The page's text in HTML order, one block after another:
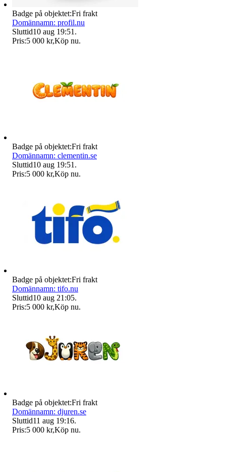
Badge på objektet:Fri frakt
Domännamn: profil.nu
Sluttid10 aug 19:51 .
Pris:5 000 kr,Köp nu.
Badge på objektet:Fri frakt
Domännamn: clementin.se
Sluttid10 aug 19:51 .
Pris:5 000 kr,Köp nu.
Badge på objektet:Fri frakt
Domännamn: tifo.nu
Sluttid10 aug 21:05.
Pris:5 000 kr,Köp nu.
Badge på objektet:Fri frakt
Domännamn: djuren.se
Sluttid11 aug 19:16.
Pris:5 000 kr,Köp nu.